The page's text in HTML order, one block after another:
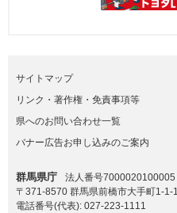
サイトマップ
リンク・著作権・免責事項等
県へのお問い合わせ一覧
バナー広告お申し込みのご案内
群馬県庁
法人番号7000020100005
〒371-8570 群馬県前橋市大手町1-1-1
電話番号(代表): 027-223-1111